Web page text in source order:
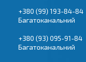
+380 (99) 193-84-84
Багатоканальний
+380 (93) 095-91-84
Багатоканальний